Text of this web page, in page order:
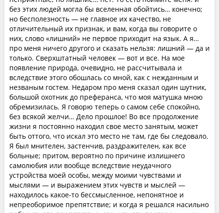
без этих людей могла бы вселенная обойтись… конечно;
но бесполезность — не главное их качество, не
отличительный их признак, и вам, когда вы говорите о
них, слово «лишний» не первое приходит на язык. А я…
про меня ничего другого и сказать нельзя: лишний — да и
только. Сверхштатный человек — вот и все. На мое
появление природа, очевидно, не рассчитывала и
вследствие этого обошлась со мной, как с нежданным и
незваным гостем. Недаром про меня сказал один шутник,
большой охотник до преферанса, что моя матушка мною
обремизилась. Я говорю теперь о самом себе спокойно,
без всякой желчи… Дело прошлое! Во все продолжение
жизни я постоянно находил свое место занятым, может
быть оттого, что искал это место не там, где бы следовало.
Я был мнителен, застенчив, раздражителен, как все
больные; притом, вероятно по причине излишнего
самолюбия или вообще вследствие неудачного
устройства моей особы, между моими чувствами и
мыслями — и выражением этих чувств и мыслей —
находилось какое-то бессмысленное, непонятное и
непреоборимое препятствие; и когда я решался насильно